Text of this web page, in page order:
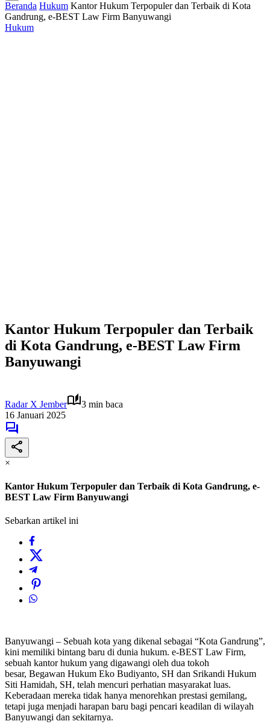
Beranda Hukum Kantor Hukum Terpopuler dan Terbaik di Kota
Gandrung, e-BEST Law Firm Banyuwangi
Hukum
Kantor Hukum Terpopuler dan Terbaik
di Kota Gandrung, e-BEST Law Firm
Banyuwangi
Radar X Jember
3 min baca
16 Januari 2025
×
Kantor Hukum Terpopuler dan Terbaik di Kota Gandrung, e-
BEST Law Firm Banyuwangi
Sebarkan artikel ini
Banyuwangi – Sebuah kota yang dikenal sebagai “Kota Gandrung”,
kini memiliki bintang baru di dunia hukum. e-BEST Law Firm,
sebuah kantor hukum yang digawangi oleh dua tokoh
besar, Begawan Hukum Eko Budiyanto, SH dan Srikandi Hukum
Siti Hamidah, SH, telah mencuri perhatian masyarakat luas.
Keberadaan mereka tidak hanya menorehkan prestasi gemilang,
tetapi juga menjadi harapan baru bagi pencari keadilan di wilayah
Banyuwangi dan sekitarnya.